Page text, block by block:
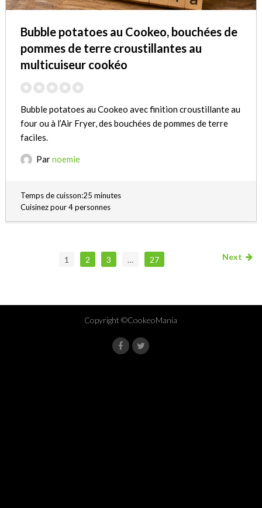
Bubble potatoes au Cookeo, bouchées de
pommes de terre croustillantes au
multicuiseur cookéo
Bubble potatoes au Cookeo avec finition croustillante au
four ou à l’Air Fryer, des bouchées de pommes de terre
faciles.
Parnoemie
Temps de cuisson:25 minutes
Cuisinez pour 4 personnes
1 2 3 … 27 Next
Copyright ©CookeoMania